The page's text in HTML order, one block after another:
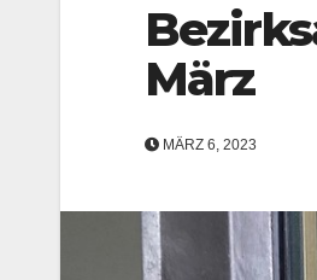
März
MÄRZ 6, 2023